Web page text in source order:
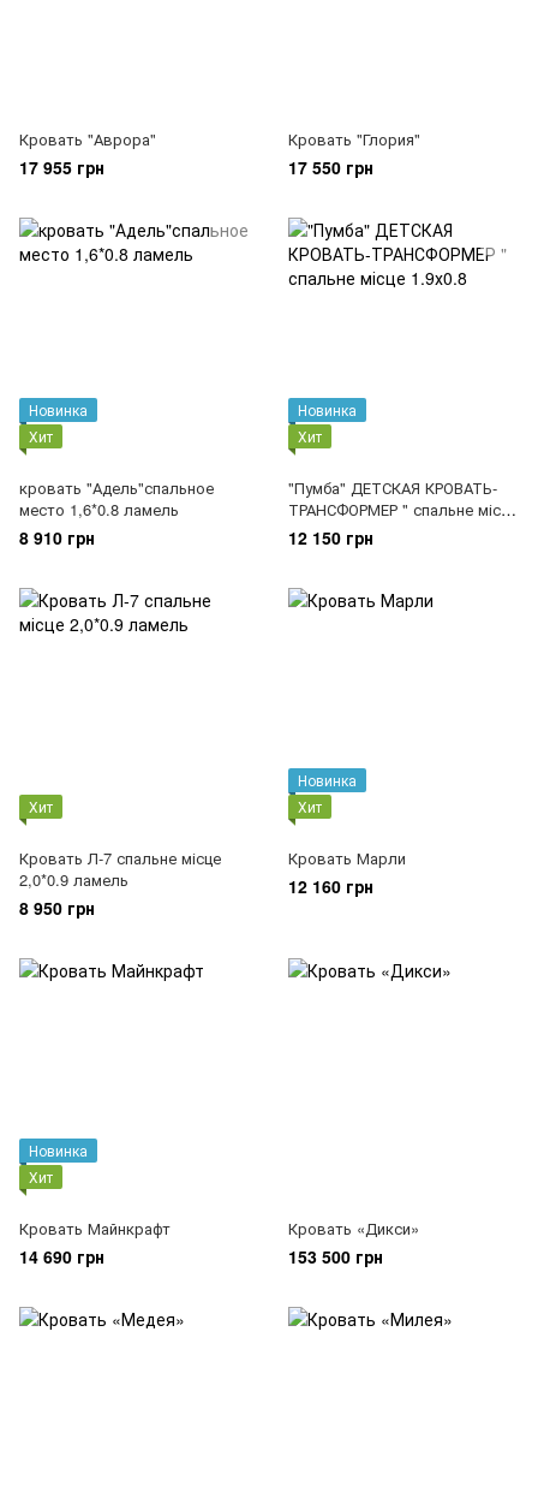
Кровать "Аврора"
17 955 грн
Кровать "Глория"
17 550 грн
Новинка
Хит
кровать "Адель"спальное
место 1,6*0.8 ламель
8 910 грн
Новинка
Хит
"Пумба" ДЕТСКАЯ КРОВАТЬ-
ТРАНСФОРМЕР " спальне місце
1.9х0.8
12 150 грн
Хит
Кровать Л-7 спальне місце
2,0*0.9 ламель
8 950 грн
Новинка
Хит
Кровать Марли
12 160 грн
Новинка
Хит
Кровать Майнкрафт
14 690 грн
Кровать «Дикси»
153 500 грн